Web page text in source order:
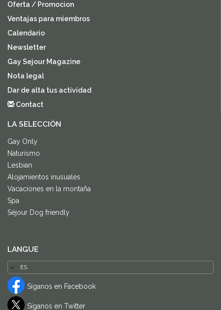
Oferta / Promocion
Ventajas para miembros
Calendario
Newsletter
Gay Sejour Magazine
Nota legal
Dar de alta tus actividad
Contact
LA SELECCIÓN
Gay Only
Naturismo
Lesbian
Alojamientos inusuales
Vacaciones en la montaña
Spa
Séjour Dog friendly
LANGUE
Síganos en Facebook
Síganos en Twitter